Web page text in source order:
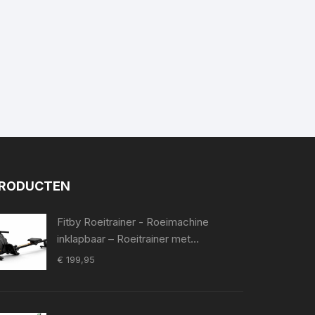
Fitby Roeitrainer - Roeimachine
inklapbaar – Roeitrainer met
verstelbare weerstand - Fitness
€ 199,95